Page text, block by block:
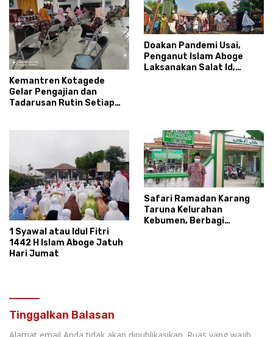
Kemantren Kotagede
Gelar Pengajian dan
Tadarusan Rutin Setiap
Doakan Pandemi Usai,
Penganut Islam Aboge
Laksanakan Salat Id,
1 Syawal atau Idul Fitri
1442 H Islam Aboge Jatuh
Hari Jumat
Safari Ramadan Karang
Taruna Kelurahan
Kebumen, Berbagi
Tinggalkan Balasan